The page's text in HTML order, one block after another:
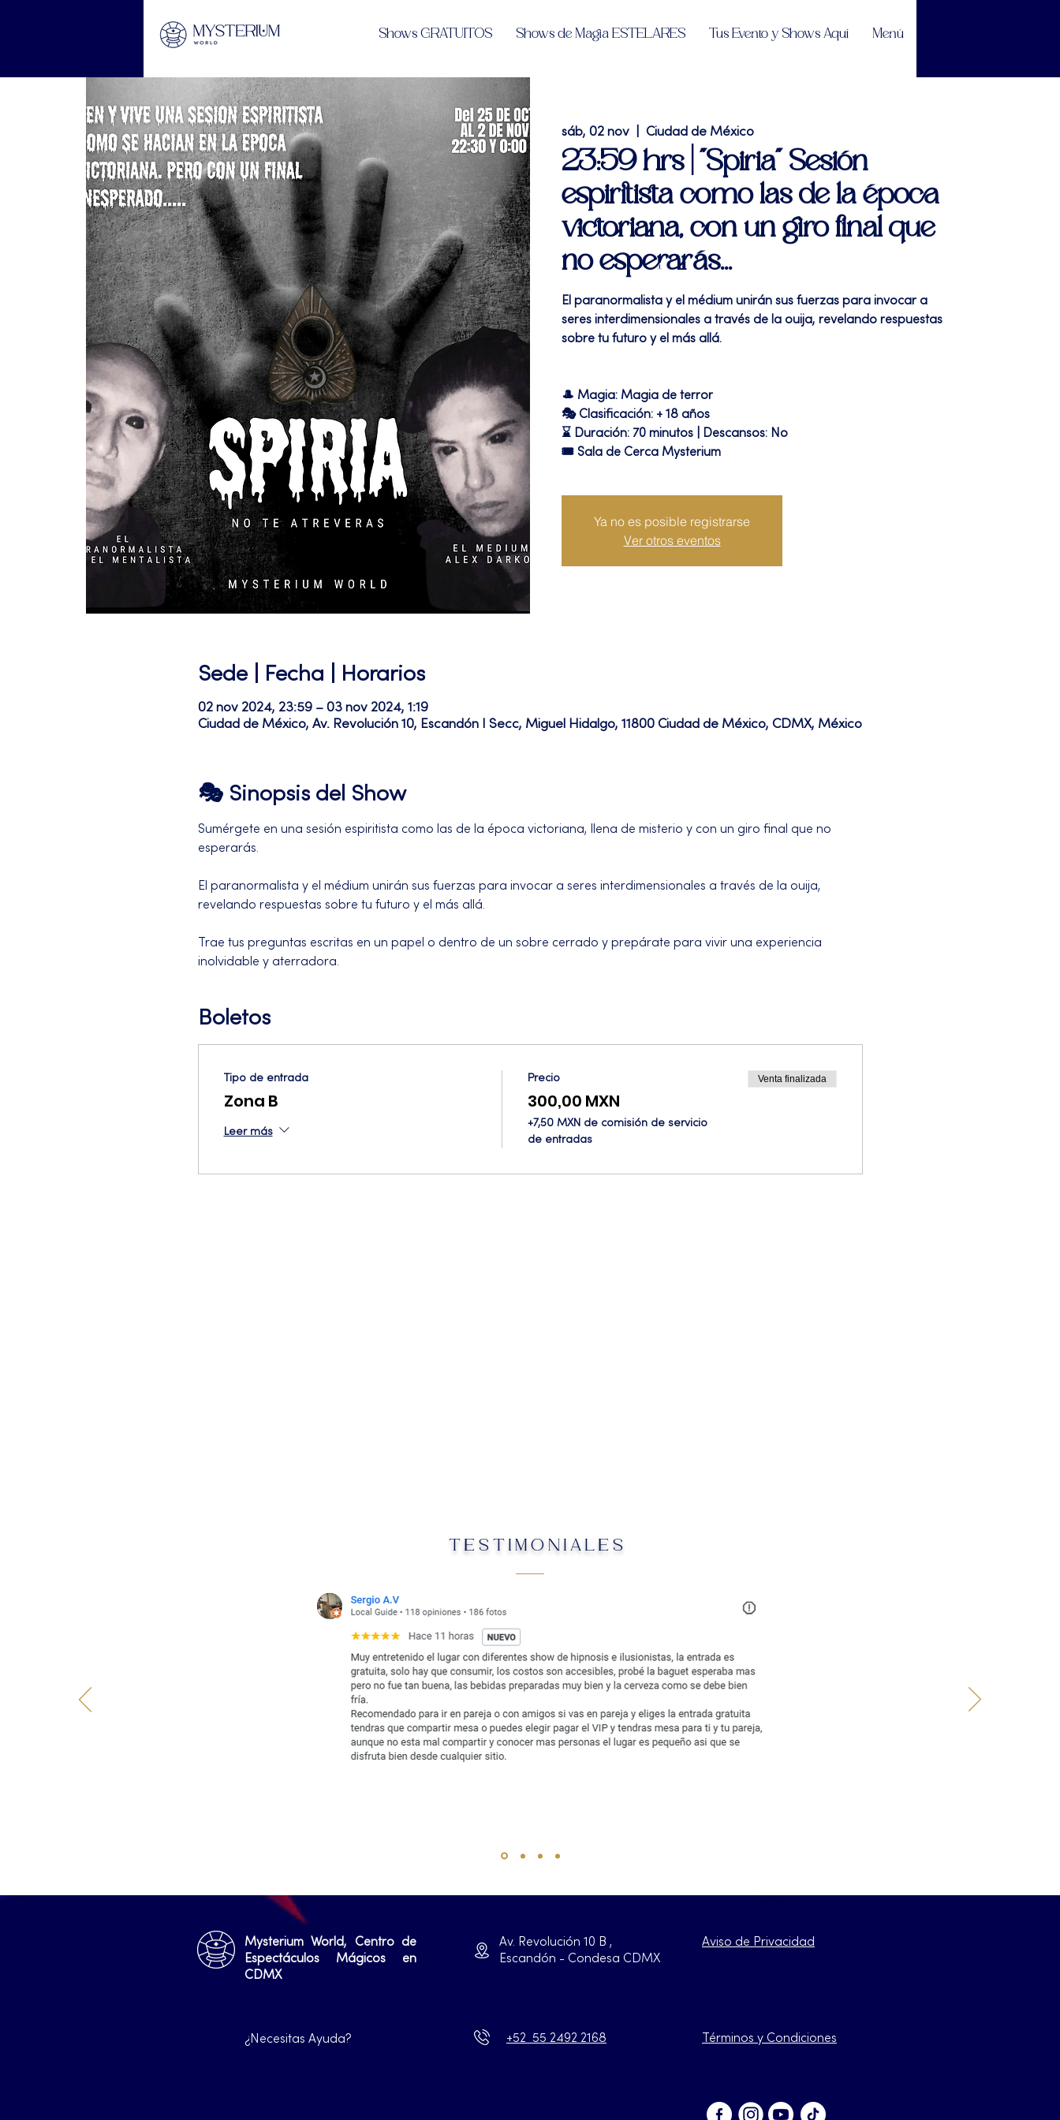
Shows GRATUITOS Shows de Magia ESTELARES Tus Evento y Shows Aquí Menú
sáb, 02 nov Ciudad de México
23:59 hrs | "Spiria" Sesión
espiritista como las de la época
victoriana, con un giro final que
no esperarás...
El paranormalista y el médium unirán sus fuerzas para invocar a
seres interdimensionales a través de la ouija, revelando respuestas
sobre tu futuro y el más allá.
🎩 Magia: Magia de terror
🎭 Clasificación: + 18 años
⌛ Duración: 70 minutos | Descansos: No
🎟 Sala de Cerca Mysterium
Ya no es posible registrarse
Ver otros eventos
Sede | Fecha | Horarios
02 nov 2024, 23:59 – 03 nov 2024, 1:19
Ciudad de México, Av. Revolución 10, Escandón I Secc, Miguel Hidalgo, 11800 Ciudad de México, CDMX, México
🎭 Sinopsis del Show
Sumérgete en una sesión espiritista como las de la época victoriana, llena de misterio y con un giro final que no
esperarás.
El paranormalista y el médium unirán sus fuerzas para invocar a seres interdimensionales a través de la ouija,
revelando respuestas sobre tu futuro y el más allá.
Trae tus preguntas escritas en un papel o dentro de un sobre cerrado y prepárate para vivir una experiencia
inolvidable y aterradora.
Boletos
Tipo de entrada
Zona B
Leer más
Precio
300,00 MXN
+7,50 MXN de comisión de servicio
de entradas
Venta finalizada
TESTIMONIALES
Mysterium World, Centro de
Espectáculos Mágicos en
CDMX
Av. Revolución 10 B ,
Escandón - Condesa CDMX
Aviso de Privacidad
¿Necesitas Ayuda? +52 55 2492 2168 Términos y Condiciones